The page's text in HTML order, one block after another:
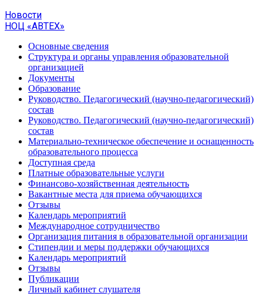
Новости
НОЦ «АВТЕХ»
Основные сведения
Структура и органы управления образовательной
организацией
Документы
Образование
Руководство. Педагогический (научно-педагогический)
состав
Руководство. Педагогический (научно-педагогический)
состав
Материально-техническое обеспечение и оснащенность
образовательного процесса
Доступная среда
Платные образовательные услуги
Финансово-хозяйственная деятельность
Вакантные места для приема обучающихся
Отзывы
Календарь мероприятий
Международное сотрудничество
Организация питания в образовательной организации
Стипендии и меры поддержки обучающихся
Календарь мероприятий
Отзывы
Публикации
Личный кабинет слушателя